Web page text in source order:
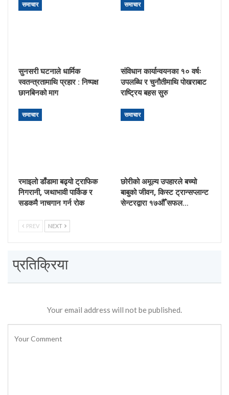
समाचार
सुनसरी घटनाले धार्मिक
स्वतन्त्रतामाथि प्रहार : निष्पक्ष
छानबिनको माग
समाचार
संविधान कार्यान्वयनका १० वर्षः
उपलब्धि र चुनौतीमाथि पोखराबाट
राष्ट्रिय बहस सुरु
समाचार
रमाइलो डाँडामा बढ्यो ट्राफिक
निगरानी, जथाभावी पार्किङ र
सडकमै नाचगान गर्न रोक
समाचार
छोरीको अमूल्य उपहारले बच्यो
बाबुको जीवन, किस्ट ट्रान्सप्लान्ट
सेन्टरद्वारा १७औँ सफल…
PREV NEXT
प्रतिक्रिया
Your email address will not be published.